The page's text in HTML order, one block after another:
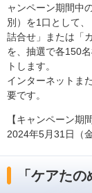
ャンペーン期間中
別）を1口として
詰合せ」または「
を、抽選で各150
トします。
インターネットま
要です。
【キャンペーン
2024年5月31日（
「ケアた